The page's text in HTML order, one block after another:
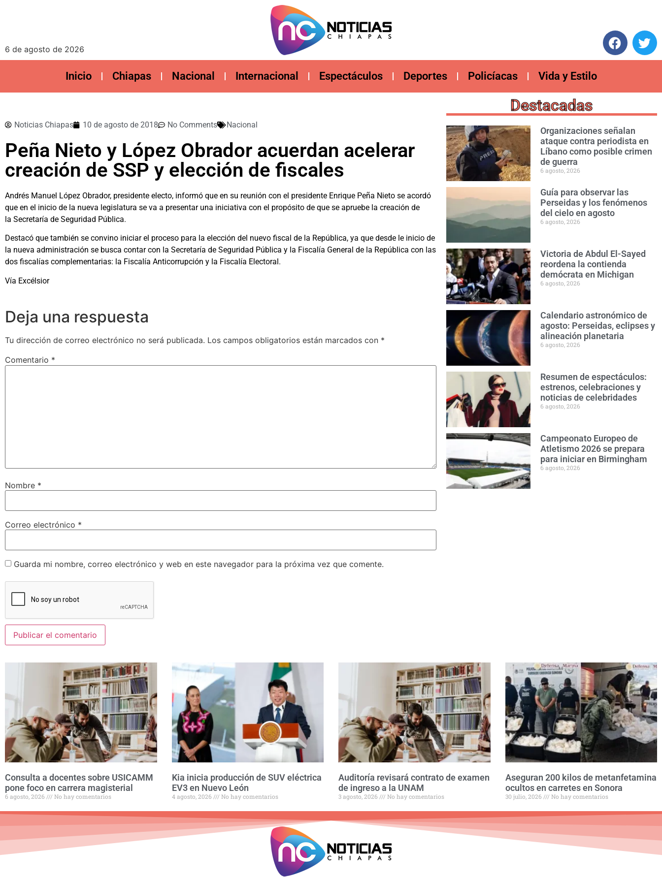
6 de agosto de 2026
Inicio Chiapas Nacional Internacional Espectáculos Deportes Policíacas Vida y Estilo
Noticias Chiapas 10 de agosto de 2018 No Comments Nacional
Peña Nieto y López Obrador acuerdan acelerar
creación de SSP y elección de fiscales
Andrés Manuel López Obrador, presidente electo, informó que en su reunión con el presidente Enrique Peña Nieto se acordó
que en el inicio de la nueva legislatura se va a presentar una iniciativa con el propósito de que se apruebe la creación de
la Secretaría de Seguridad Pública.
Destacó que también se convino iniciar el proceso para la elección del nuevo fiscal de la República, ya que desde le inicio de
la nueva administración se busca contar con la Secretaría de Seguridad Pública y la Fiscalía General de la República con las
dos fiscalías complementarias: la Fiscalía Anticorrupción y la Fiscalía Electoral.
Vía Excélsior
Deja una respuesta
Tu dirección de correo electrónico no será publicada. Los campos obligatorios están marcados con *
Comentario *
Nombre *
Correo electrónico *
Guarda mi nombre, correo electrónico y web en este navegador para la próxima vez que comente.
Destacadas
Organizaciones señalan
ataque contra periodista en
Líbano como posible crimen
de guerra
6 agosto, 2026
Guía para observar las
Perseidas y los fenómenos
del cielo en agosto
6 agosto, 2026
Victoria de Abdul El-Sayed
reordena la contienda
demócrata en Michigan
6 agosto, 2026
Calendario astronómico de
agosto: Perseidas, eclipses y
alineación planetaria
6 agosto, 2026
Resumen de espectáculos:
estrenos, celebraciones y
noticias de celebridades
6 agosto, 2026
Campeonato Europeo de
Atletismo 2026 se prepara
para iniciar en Birmingham
6 agosto, 2026
Consulta a docentes sobre USICAMM
pone foco en carrera magisterial
6 agosto, 2026 No hay comentarios
Kia inicia producción de SUV eléctrica
EV3 en Nuevo León
4 agosto, 2026 No hay comentarios
Auditoría revisará contrato de examen
de ingreso a la UNAM
3 agosto, 2026 No hay comentarios
Aseguran 200 kilos de metanfetamina
ocultos en carretes en Sonora
30 julio, 2026 No hay comentarios